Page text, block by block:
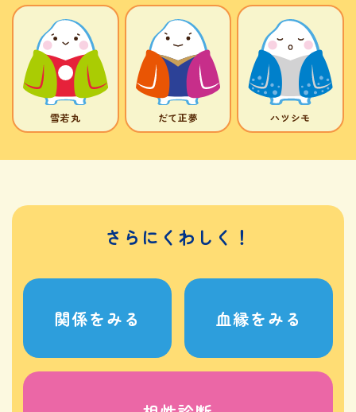
雪若丸 だて正夢 ハツシモ
さらにくわしく！
関係をみる 血縁をみる